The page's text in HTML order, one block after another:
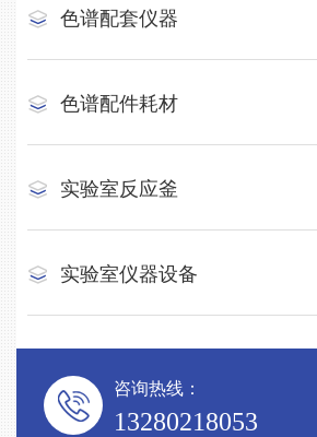
色谱配套仪器
色谱配件耗材
实验室反应釜
实验室仪器设备
咨询热线：
13280218053